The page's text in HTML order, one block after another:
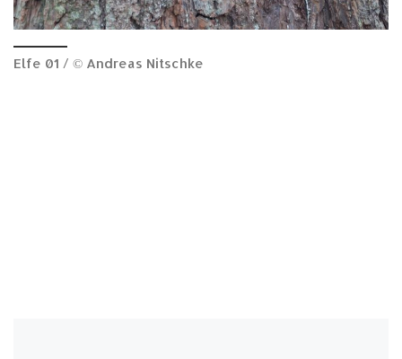
Elfe 01 / © Andreas Nitschke